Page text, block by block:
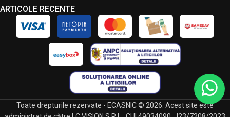
ARTICOLE RECENTE
Toate drepturile rezervate - ECASNIC © 2026. Acest site este